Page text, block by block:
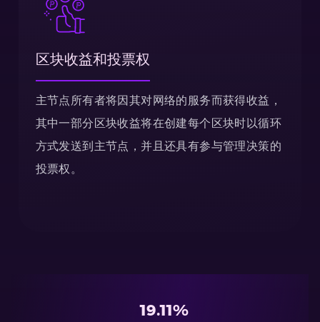
区块收益和投票权
主节点所有者将因其对网络的服务而获得收益，
其中一部分区块收益将在创建每个区块时以循环
方式发送到主节点，并且还具有参与管理决策的
投票权。
19.11%